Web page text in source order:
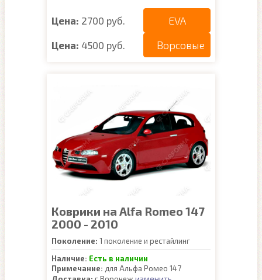
Цена: 2700 руб. EVA
Цена: 4500 руб. Ворсовые
Коврики на Alfa Romeo 147
2000 - 2010
Поколение: 1 поколение и рестайлинг
Наличие: Есть в наличии
Примечание: для Альфа Ромео 147